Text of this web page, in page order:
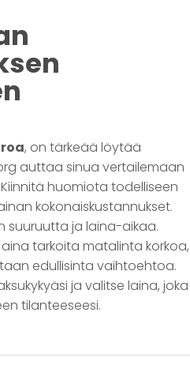
, on tärkeää löytää
auttaa sinua vertailemaan
huomiota todelliseen
kokonaiskustannukset.
suuruutta ja laina-aikaa.
aina tarkoita matalinta korkoa,
edullisinta vaihtoehtoa.
ja valitse laina, joka
tilanteeseesi.